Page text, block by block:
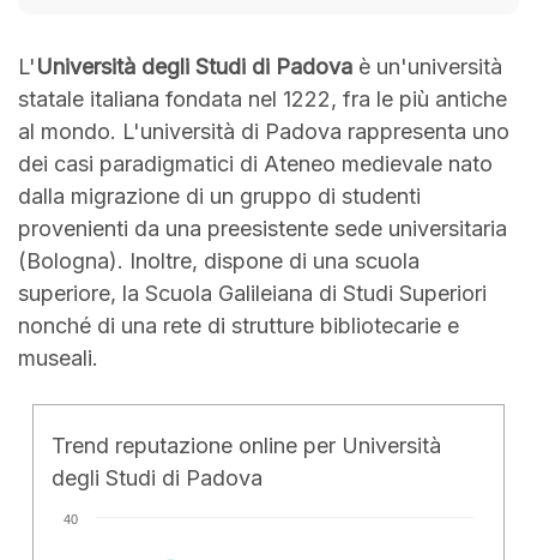
L'Università degli Studi di Padova è un'università
statale italiana fondata nel 1222, fra le più antiche
al mondo. L'università di Padova rappresenta uno
dei casi paradigmatici di Ateneo medievale nato
dalla migrazione di un gruppo di studenti
provenienti da una preesistente sede universitaria
(Bologna). Inoltre, dispone di una scuola
superiore, la Scuola Galileiana di Studi Superiori
nonché di una rete di strutture bibliotecarie e
museali.
Trend reputazione online per Università
degli Studi di Padova
40